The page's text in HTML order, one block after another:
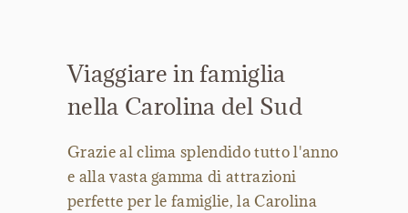
Viaggiare in famiglia
nella Carolina del Sud
Grazie al clima splendido tutto l'anno
e alla vasta gamma di attrazioni
perfette per le famiglie, la Carolina